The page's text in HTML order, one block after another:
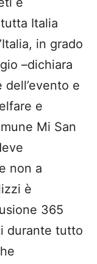
Italia
’Italia, in grado
–dichiara
dell’evento e
e
Mi San
non a
è
365
durante tutto